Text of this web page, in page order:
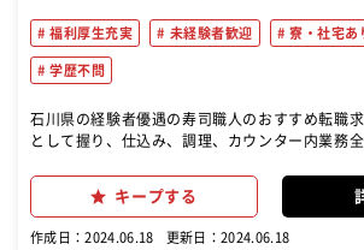
福利厚生充実 未経験者歓迎 寮・社宅あ
学歴不問
石川県の経験者優遇の寿司職人のおすすめ転職求人の紹
として握り、仕込み、調理、カウンター内業務
ニケーションを楽しみながらお寿司や料理の提供
【具体的には】 ・寿司を握る ・仕込む ・一品料
元営業、接客販売、ホテル出身者も活躍中 ＊倉
キープする
作成日：2024.06.18 更新日：2024.06.18